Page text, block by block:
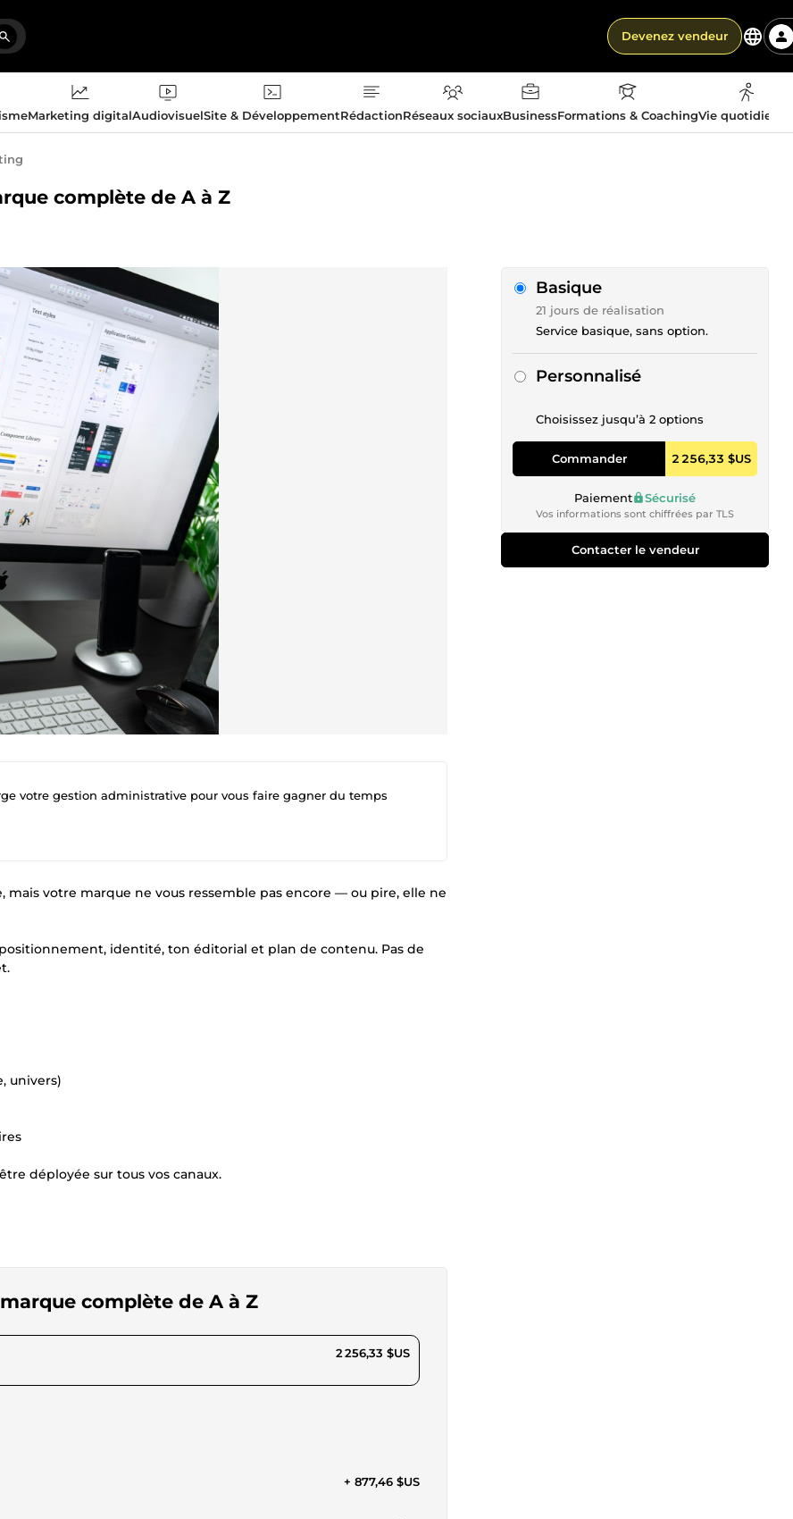
Devenez vendeur
Marketing digitalAudiovisuelSite & DéveloppementRédactionRéseaux sociauxBusinessFormations & CoachingVie
complète de A à Z
votre gestion administrative pour vous faire gagner du temps
mais votre marque ne vous ressemble pas encore — ou pire, elle ne
identité, ton éditorial et plan de contenu. Pas de
univers)
déployée sur tous vos canaux.
complète de A à Z
2 256,33 $US
+ 877,46 $US
Basique
21 jours de réalisation
Service basique, sans option.
Personnalisé
Choisissez jusqu’à 2 options
Commander 2 256,33 $US
Paiement Sécurisé
Vos informations sont chiffrées par TLS
Contacter le vendeur